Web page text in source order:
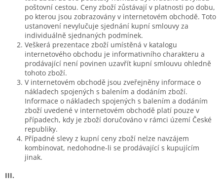
poštovní cestou. Ceny zboží zůstávají v platnosti po dobu,
po kterou jsou zobrazovány v internetovém obchodě. Toto
ustanovení nevylučuje sjednání kupní smlouvy za
individuálně sjednaných podmínek.
Veškerá prezentace zboží umístěná v katalogu
internetového obchodu je informativního charakteru a
prodávající není povinen uzavřít kupní smlouvu ohledně
tohoto zboží.
V internetovém obchodě jsou zveřejněny informace o
nákladech spojených s balením a dodáním zboží.
Informace o nákladech spojených s balením a dodáním
zboží uvedené v internetovém obchodě platí pouze v
případech, kdy je zboží doručováno v rámci území České
republiky.
Případné slevy z kupní ceny zboží nelze navzájem
kombinovat, nedohodne-li se prodávající s kupujícím
jinak.
III.